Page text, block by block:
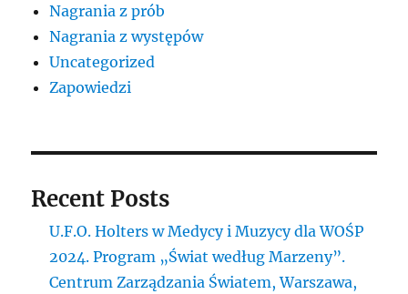
Nagrania z prób
Nagrania z występów
Uncategorized
Zapowiedzi
Recent Posts
U.F.O. Holters w Medycy i Muzycy dla WOŚP
2024. Program „Świat według Marzeny”.
Centrum Zarządzania Światem, Warszawa,